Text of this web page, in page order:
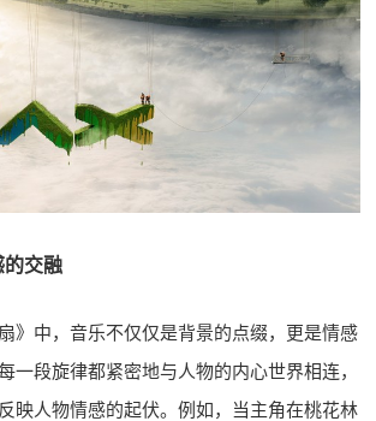
的交融
》中，音乐不仅仅是背景的点缀，更是情感
一段旋律都紧密地与人物的内心世界相连，
映人物情感的起伏。例如，当主角在桃花林